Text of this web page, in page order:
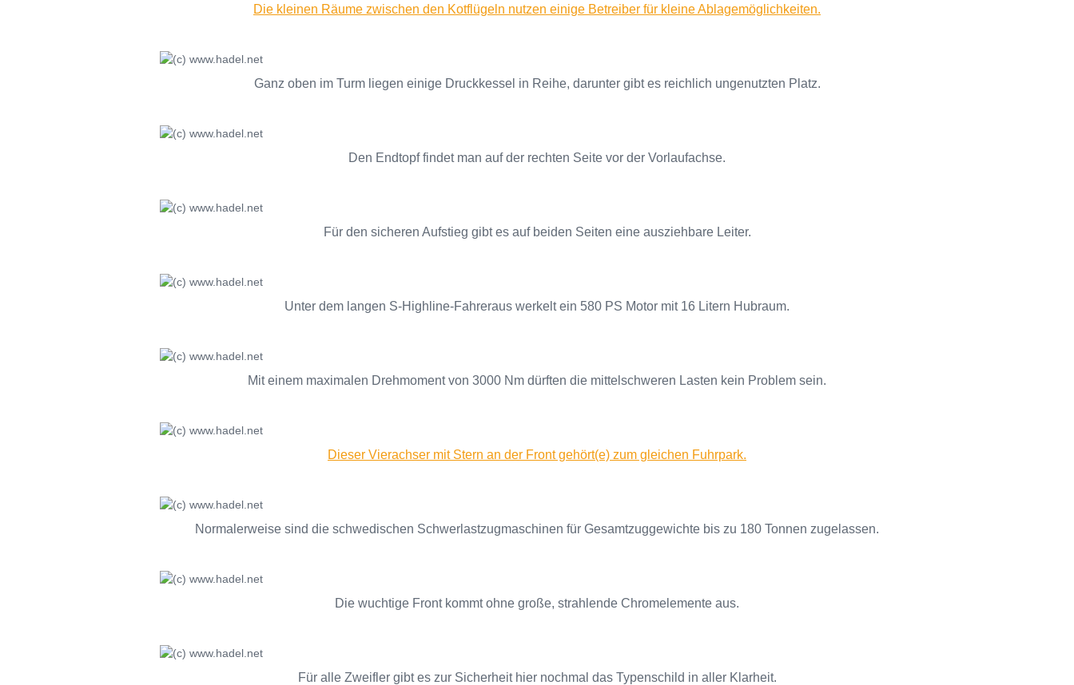
Die kleinen Räume zwischen den Kotflügeln nutzen einige Betreiber für kleine Ablagemöglichkeiten.
Ganz oben im Turm liegen einige Druckkessel in Reihe, darunter gibt es reichlich ungenutzten Platz.
Den Endtopf findet man auf der rechten Seite vor der Vorlaufachse.
Für den sicheren Aufstieg gibt es auf beiden Seiten eine ausziehbare Leiter.
Unter dem langen S-Highline-Fahreraus werkelt ein 580 PS Motor mit 16 Litern Hubraum.
Mit einem maximalen Drehmoment von 3000 Nm dürften die mittelschweren Lasten kein Problem sein.
Dieser Vierachser mit Stern an der Front gehört(e) zum gleichen Fuhrpark.
Normalerweise sind die schwedischen Schwerlastzugmaschinen für Gesamtzuggewichte bis zu 180 Tonnen zugelassen.
Die wuchtige Front kommt ohne große, strahlende Chromelemente aus.
Für alle Zweifler gibt es zur Sicherheit hier nochmal das Typenschild in aller Klarheit.